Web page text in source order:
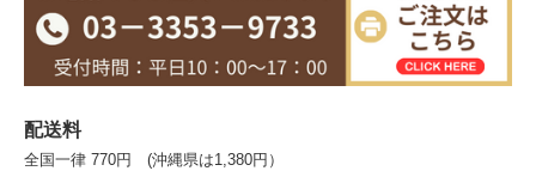
配送料
全国一律 770円 (沖縄県は1,380円）